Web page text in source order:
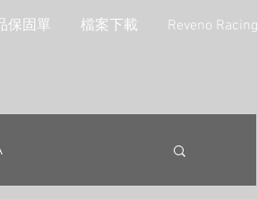
保固單 檔案下載 Reveno Racing